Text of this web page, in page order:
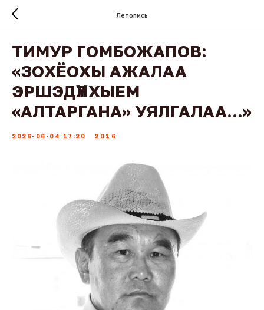
Летопись
ТИМУР ГОМБОЖАПОВ:
«ЗОХЁОХЫ АЖАЛАА
ЭРШЭДҮҮЛХЫЕМ
«АЛТАРГАНА» УЯЛГАЛАА...»
2026-06-04 17:20 2016